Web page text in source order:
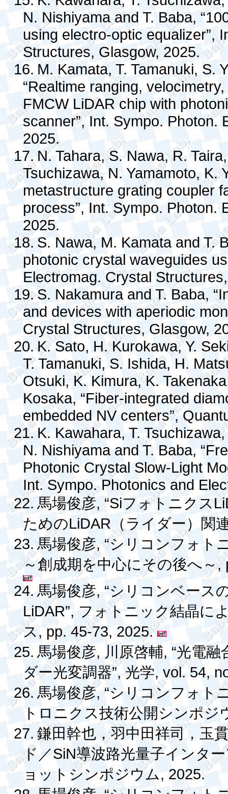
N. Nishiyama and T. Baba,
using electro-optic equalizer”,
Structures, Glasgow, 2025.
16. M. Kamata, T. Tamanuki, S.
“Realtime ranging,
FMCW LiDAR chip with
scanner”, Int. Sympo. Photon.
2025.
17.N. Tahara, S. Nawa, R.
Tsuchizawa, N. Yamamoto, K.
metastructure grating coupler
process”, Int. Sympo. Photon.
2025.
18.S. Nawa, M. Kamata and T.
photonic crystal waveguides
Electromag. Crystal
19.S. Nakamura and T. Baba,
and devices with aperiodic
Crystal Structures, Glasgow,
20. K. Sato, H. Kurokawa, Y.
T. Tamanuki, S. Ishida, H.
Otsuki, K. Kimura, K.
Kosaka, “Fiber-integrated
embedded NV centers”,
21.K. Kawahara, T.
N. Nishiyama and T. Baba,
Photonic Crystal Slow-Light
Int. Sympo. Photonics and
22. 馬場俊彦, “Siフォトニクス
ためのLiDAR （ライダー）関
23.馬場俊彦, “シリコンフォト
～創成期を中心にその後へ～,
24.馬場俊彦, “シリコンベース
LiDAR”,フォトニック結晶に
ス , pp. 45-73, 2025.
25. 馬場俊彦, 川原啓輔, “光電融
ダー光変調器”,光学, vol. 54,
26.馬場俊彦, “シリコンフォト
トロニクス技術公開シンポジ
27. 鎌田幹也，羽中田祥司，玉
ド／SiN導波路光量子インタ
ョットシンポジウム, 2025.